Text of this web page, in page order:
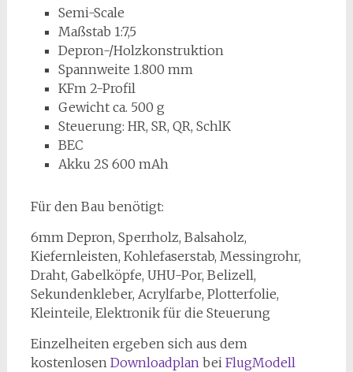
Semi-Scale
Maßstab 1:7,5
Depron-/Holzkonstruktion
Spannweite 1.800 mm
KFm 2-Profil
Gewicht ca. 500 g
Steuerung: HR, SR, QR, SchlK
BEC
Akku 2S 600 mAh
Für den Bau benötigt:
6mm Depron, Sperrholz, Balsaholz,
Kiefernleisten, Kohlefaserstab, Messingrohr,
Draht, Gabelköpfe, UHU-Por, Belizell,
Sekundenkleber, Acrylfarbe, Plotterfolie,
Kleinteile, Elektronik für die Steuerung
Einzelheiten ergeben sich aus dem
kostenlosen Downloadplanbei FlugModell